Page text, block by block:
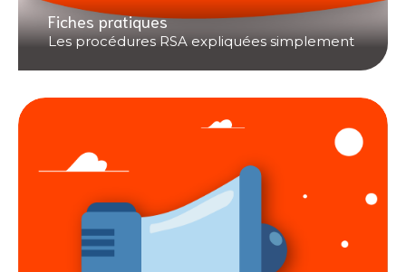
Fiches pratiques
Les procédures RSA expliquées simplement